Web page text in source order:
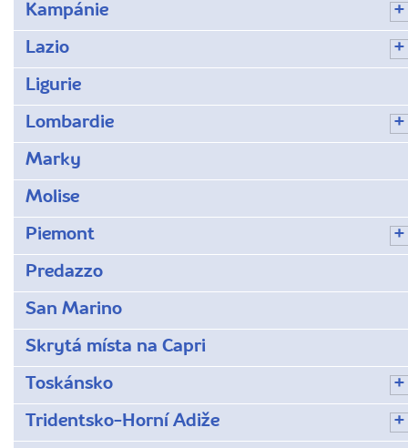
Kampánie
Lazio
Ligurie
Lombardie
Marky
Molise
Piemont
Predazzo
San Marino
Skrytá místa na Capri
Toskánsko
Tridentsko-Horní Adiže